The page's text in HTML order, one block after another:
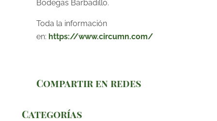
Bodegas Barbadillo.
Toda la información
en: https://www.circumn.com/
Compartir en redes
Categorías